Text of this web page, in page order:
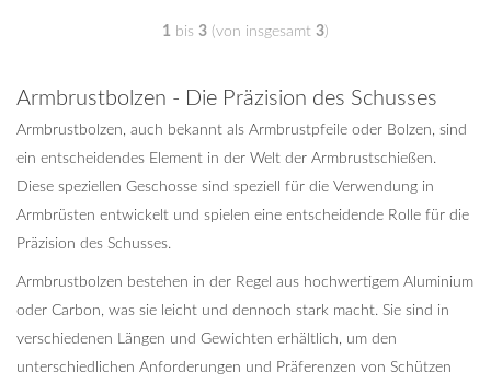
1 bis 3 (von insgesamt 3)
Armbrustbolzen - Die Präzision des Schusses
Armbrustbolzen, auch bekannt als Armbrustpfeile oder Bolzen, sind
ein entscheidendes Element in der Welt der Armbrustschießen.
Diese speziellen Geschosse sind speziell für die Verwendung in
Armbrüsten entwickelt und spielen eine entscheidende Rolle für die
Präzision des Schusses.
Armbrustbolzen bestehen in der Regel aus hochwertigem Aluminium
oder Carbon, was sie leicht und dennoch stark macht. Sie sind in
verschiedenen Längen und Gewichten erhältlich, um den
unterschiedlichen Anforderungen und Präferenzen von Schützen